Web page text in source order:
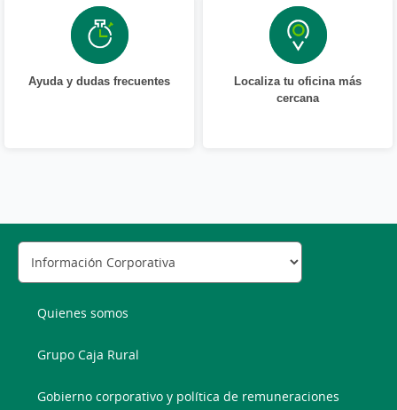
Ayuda y dudas frecuentes
Localiza tu oficina más
cercana
Quienes somos
Grupo Caja Rural
Gobierno corporativo y política de remuneraciones